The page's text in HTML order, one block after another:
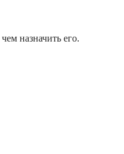
назначить его.